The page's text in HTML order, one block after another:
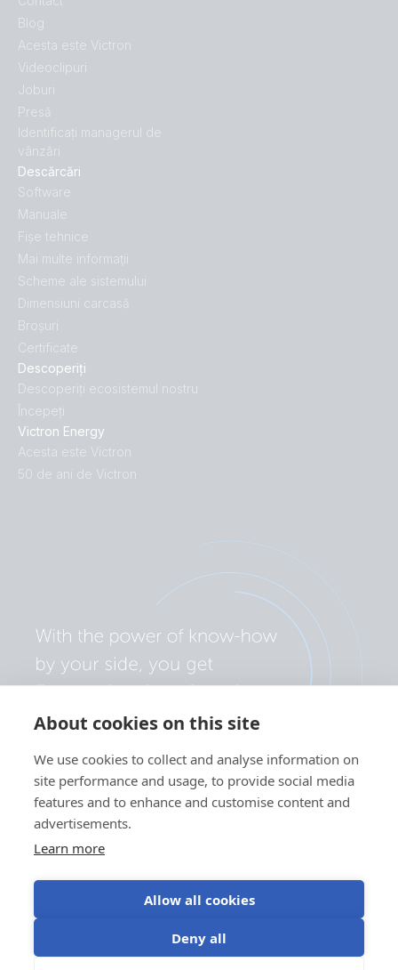
About cookies on this site
We use cookies to collect and analyse information on
site performance and usage, to provide social media
features and to enhance and customise content and
advertisements.
Learn more
Allow all cookies
Deny all
Descoperiți
Descoperiți ecosistemul nostru
Începeți
Victron Energy
Acesta este Victron
50 de ani de Victron
Descărcări
Software
Manuale
Fișe tehnice
Mai multe informaţii
Scheme ale sistemului
Dimensiuni carcasă
Broșuri
Certificate
Blog
Acesta este Victron
Videoclipuri
Joburi
Presă
Identificați managerul de
vânzări
Politica de confidențialitate
Utilizarea modulelor cookieTermeni de utilizare